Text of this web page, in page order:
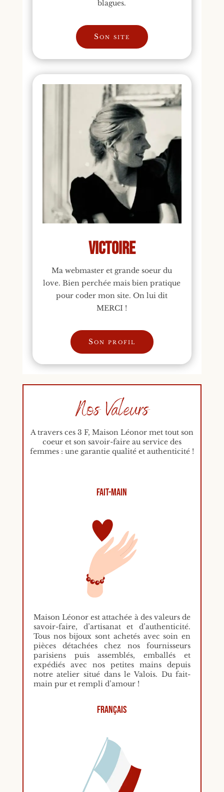
blagues.
Son site
Victoire
Ma webmaster et grande soeur du
love. Bien perchée mais bien pratique
pour coder mon site. On lui dit
MERCI !
Son profil
Nos Valeurs
A travers ces 3 F, Maison Léonor met tout son
coeur et son savoir-faire au service des
femmes : une garantie qualité et authenticité !
Fait-main
Maison Léonor est attachée à des valeurs de
savoir-faire, d’artisanat et d’authenticité.
Tous nos bijoux sont achetés avec soin en
pièces détachées chez nos fournisseurs
parisiens puis assemblés, emballés et
expédiés avec nos petites mains depuis
notre atelier situé dans le Valois. Du fait-
main pur et rempli d’amour !
Français